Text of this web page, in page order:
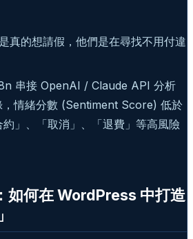
真的想請假，他們是在尋找不用付違
串接 OpenAI / Claude API 分析
，情緒分數 (Sentiment Score) 低於
」、「取消」、「退費」等高風險
如何在 WordPress 中打造